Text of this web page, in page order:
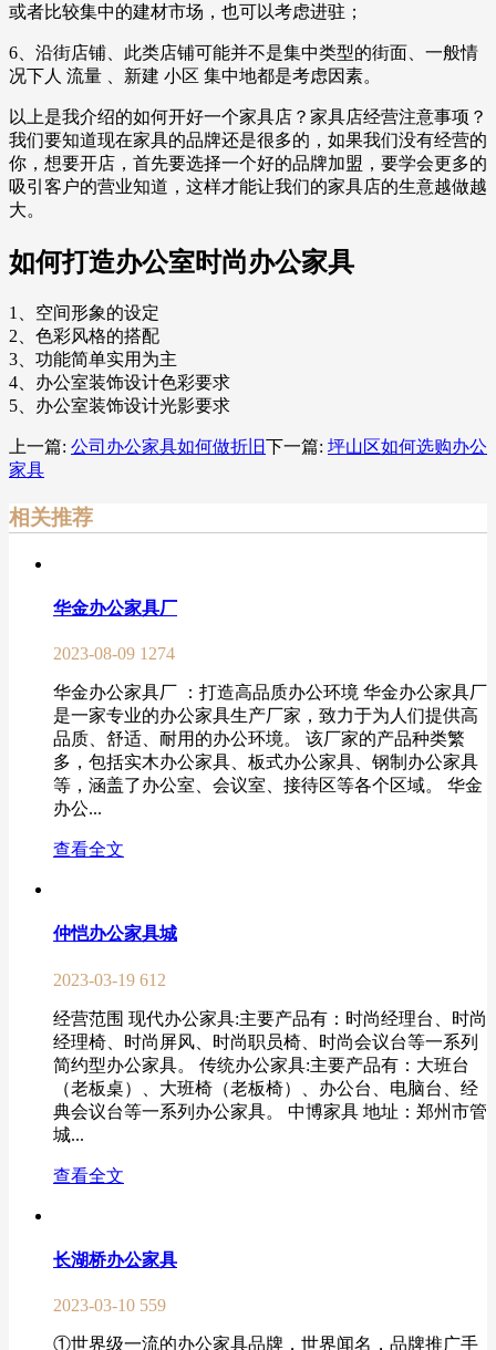
或者比较集中的建材市场，也可以考虑进驻；
6、沿街店铺、此类店铺可能并不是集中类型的街面、一般情
况下人 流量 、新建 小区 集中地都是考虑因素。
以上是我介绍的如何开好一个家具店？家具店经营注意事项？
我们要知道现在家具的品牌还是很多的，如果我们没有经营的
你，想要开店，首先要选择一个好的品牌加盟，要学会更多的
吸引客户的营业知道，这样才能让我们的家具店的生意越做越
大。
如何打造办公室时尚办公家具
1、空间形象的设定
2、色彩风格的搭配
3、功能简单实用为主
4、办公室装饰设计色彩要求
5、办公室装饰设计光影要求
上一篇: 公司办公家具如何做折旧下一篇: 坪山区如何选购办公
家具
相关推荐
华金办公家具厂
2023-08-09 1274
华金办公家具厂 ：打造高品质办公环境 华金办公家具厂
是一家专业的办公家具生产厂家，致力于为人们提供高
品质、舒适、耐用的办公环境。 该厂家的产品种类繁
多，包括实木办公家具、板式办公家具、钢制办公家具
等，涵盖了办公室、会议室、接待区等各个区域。 华金
办公...
查看全文
仲恺办公家具城
2023-03-19 612
经营范围 现代办公家具:主要产品有：时尚经理台、时尚
经理椅、时尚屏风、时尚职员椅、时尚会议台等一系列
简约型办公家具。 传统办公家具:主要产品有：大班台
（老板桌）、大班椅（老板椅）、办公台、电脑台、经
典会议台等一系列办公家具。 中博家具 地址：郑州市管
城...
查看全文
长湖桥办公家具
2023-03-10 559
①世界级一流的办公家具品牌，世界闻名，品牌推广手